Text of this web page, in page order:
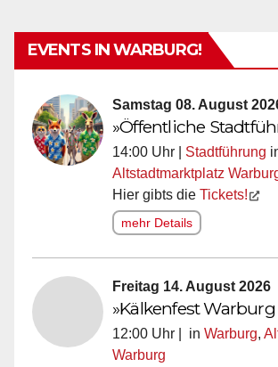
EVENTS IN WARBURG!
Samstag 08. August
»Öffentliche
14:00 Uhr | Stadtführung
Altstadtmarktplatz
Hier gibts die Tickets!
mehr Details
Freitag 14. August 2026
»Kälkenfest Warburg
12:00 Uhr | in Warburg,
Warburg